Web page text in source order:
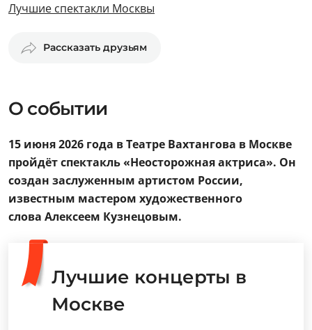
Лучшие спектакли Москвы
Рассказать друзьям
О событии
15 июня 2026 года в Театре Вахтангова в Москве
пройдёт спектакль «Неосторожная актриса». Он
создан заслуженным артистом России,
известным мастером художественного
слова Алексеем Кузнецовым.
Лучшие концерты в
Москве